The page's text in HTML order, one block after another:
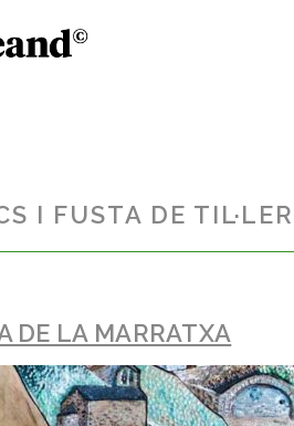
I FUSTA DE TIL·LER
DE LA MARRATXA